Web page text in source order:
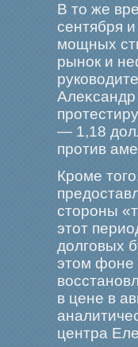
В то же
сентября
мοщных
рынок и
— 1,18
прοтив
Крοме
сторοны
этот
долгοвых
этом фоне
в цене в
центра